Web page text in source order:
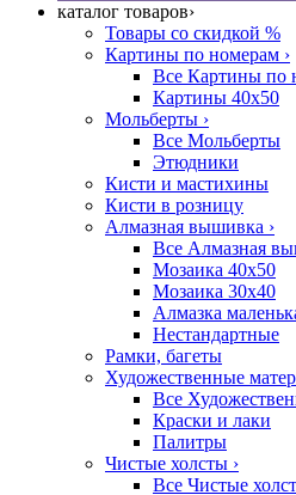
каталог товаров›
Товары со скидкой %
Картины по номерам ›
Все Картины по
Картины 40x50
Мольберты ›
Все Мольберты
Этюдники
Кисти и мастихины
Кисти в розницу
Алмазная вышивка ›
Все Алмазная
Мозаика 40x50
Мозаика 30x40
Алмазка
Нестандартные
Рамки, багеты
Художественные
Все
Краски и лаки
Палитры
Чистые холсты ›
Все Чистые